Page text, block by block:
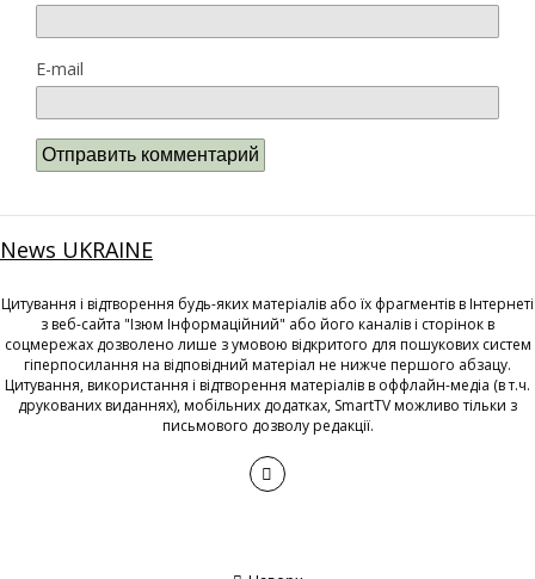
E-mail
News UKRAINE
Цитування і відтворення будь-яких матеріалів або їх фрагментів в Інтернеті
з веб-сайта "Ізюм Інформаційний" або його каналів і сторінок в
соцмережах дозволено лише з умовою відкритого для пошукових систем
гіперпосилання на відповідний матеріал не нижче першого абзацу.
Цитування, використання і відтворення матеріалів в оффлайн-медіа (в т.ч.
друкованих виданнях), мобільних додатках, SmartTV можливо тільки з
письмового дозволу редакції.